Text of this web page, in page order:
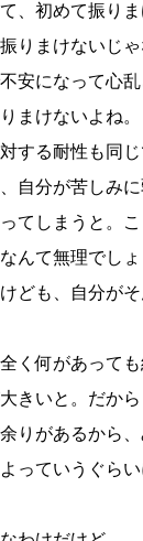
、初めて振りま
りまけないじ
安になって心
まけないよね。
する耐性も同
自分が苦しみ
てしまうと。
んて無理でし
ども、自分が
く何があって
きいと。だから
りがあるから
っていうぐら